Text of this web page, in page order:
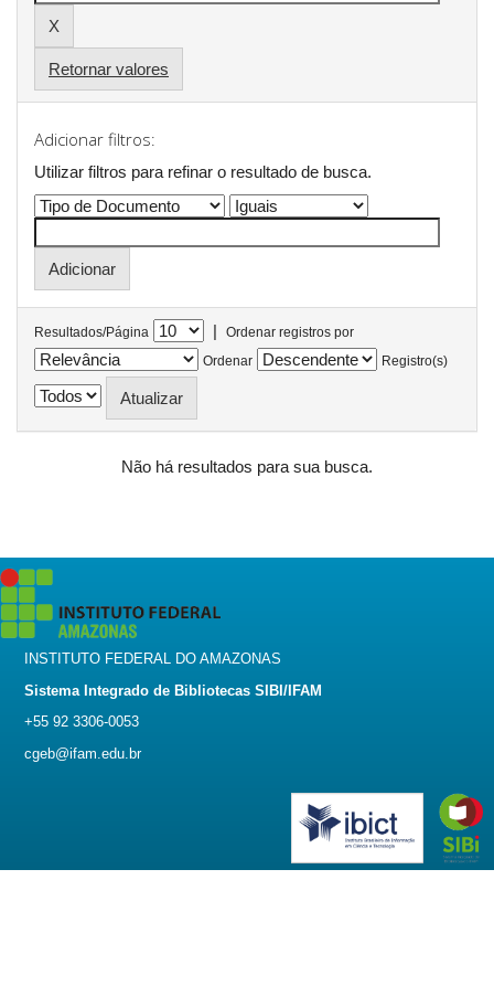
Retornar valores
Adicionar filtros:
Utilizar filtros para refinar o resultado de busca.
Resultados/Página |
Ordenar registros por
Ordenar
Registro(s)
Não há resultados para sua busca.
INSTITUTO FEDERAL DO AMAZONAS
Sistema Integrado de Bibliotecas SIBI/IFAM
+55 92 3306-0053
cgeb@ifam.edu.br